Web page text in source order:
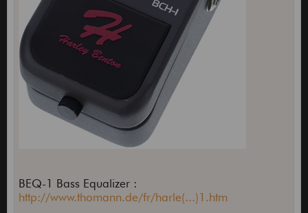
BEQ-1 Bass Equalizer :
http://www.thomann.de/fr/harle(...)1.htm